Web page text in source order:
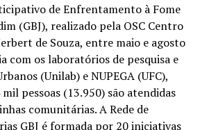
de Enfrentamento à Fome
(GBJ), realizado pela OSC Centro
de Souza, entre maio e agosto
com os laboratórios de pesquisa e
(Unilab) e NUPEGA (UFC),
pessoas (13.950) são atendidas
comunitárias. A Rede de
GBJ é formada por 20 iniciativas